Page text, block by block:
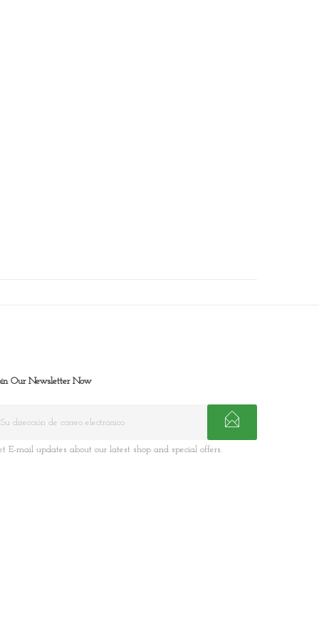
Our Newsletter Now
E-mail updates about our latest shop and special offers.